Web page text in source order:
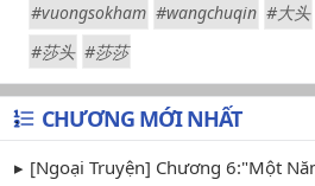
#vuongsokham #wangchuqin #大头
#莎头 #莎莎
CHƯƠNG MỚI NHẤT
[Ngoại Truyện] Chương 6:"Một